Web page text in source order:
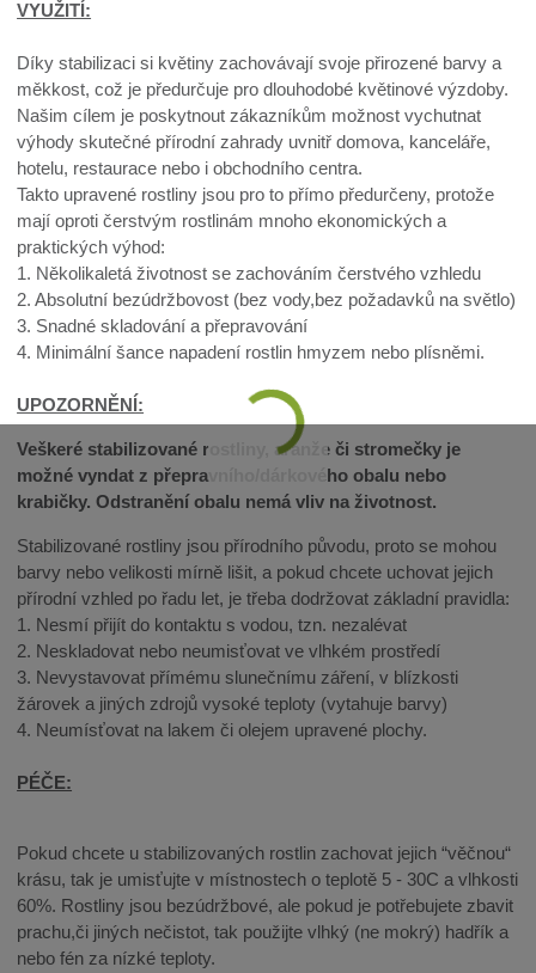
VYUŽITÍ:
Díky stabilizaci si květiny zachovávají svoje přirozené barvy a
měkkost, což je předurčuje pro dlouhodobé květinové výzdoby.
Našim cílem je poskytnout zákazníkům možnost vychutnat
výhody skutečné přírodní zahrady uvnitř domova, kanceláře,
hotelu, restaurace nebo i obchodního centra.
Takto upravené rostliny jsou pro to přímo předurčeny, protože
mají oproti čerstvým rostlinám mnoho ekonomických a
praktických výhod:
1. Několikaletá životnost se zachováním čerstvého vzhledu
2. Absolutní bezúdržbovost (bez vody,bez požadavků na světlo)
3. Snadné skladování a přepravování
4. Minimální šance napadení rostlin hmyzem nebo plísněmi.
UPOZORNĚNÍ:
Veškeré stabilizované rostliny, aranže či stromečky je
možné vyndat z přepravního/dárkového obalu nebo
krabičky. Odstranění obalu nemá vliv na životnost.
Stabilizované rostliny jsou přírodního původu, proto se mohou
barvy nebo velikosti mírně lišit, a pokud chcete uchovat jejich
přírodní vzhled po řadu let, je třeba dodržovat základní pravidla:
1. Nesmí přijít do kontaktu s vodou, tzn. nezalévat
2. Neskladovat nebo neumisťovat ve vlhkém prostředí
3. Nevystavovat přímému slunečnímu záření, v blízkosti
žárovek a jiných zdrojů vysoké teploty (vytahuje barvy)
4. Neumísťovat na lakem či olejem upravené plochy.
PÉČE:
Pokud chcete u stabilizovaných rostlin zachovat jejich “věčnou“
krásu, tak je umisťujte v místnostech o teplotě 5 - 30C a vlhkosti
60%. Rostliny jsou bezúdržbové, ale pokud je potřebujete zbavit
prachu,či jiných nečistot, tak použijte vlhký (ne mokrý) hadřík a
nebo fén za nízké teploty.